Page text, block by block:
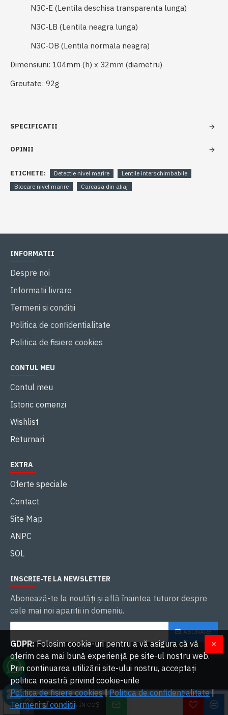
ADAUGĂ ÎN COŞ
N3C-E (Lentila deschisa transparenta lunga)
N3C-LB (Lentila neagra lunga)
N3C-OB (Lentila normala neagra)
Dimensiuni: 104mm (h) x 32mm (diametru)
Greutate: 92g
SPECIFICATII
OPINII
ETICHETE: Detectie nivel marire
Lentile interschimbabile
Blocare nivel marire
Carcasa din aliaj
INFORMATII
Despre noi
Informatii livrare
Termeni si conditii
Politica de confidentialitate
Politica de fisiere cookies
CONTUL MEU
Contul meu
Istoric comenzi
Wishlist
Returnari
EXTRA
Oferte speciale
Contact
Site Map
ANPC
SOL
INSCRIE-TE LA NEWSLETTER
Abonează-te la noutăţi și află înaintea tuturor despre
cele mai noi aparitii in domeniu.
ABONARE
2023 OVERLORDS SRL. Toate drepturile rezervate | Dezvoltat cu ❤ de
GDPR:Folosim cookie-uri pentru a vă asigura că vă
oferim cea mai bună experiență pe site-ul nostru web.
Prin continuarea utilizării site-ului nostru, acceptați
politica noastră privind cookie-urile
Politica de fisiere cookies|Politica de confidentialitate|
Termeni si conditii